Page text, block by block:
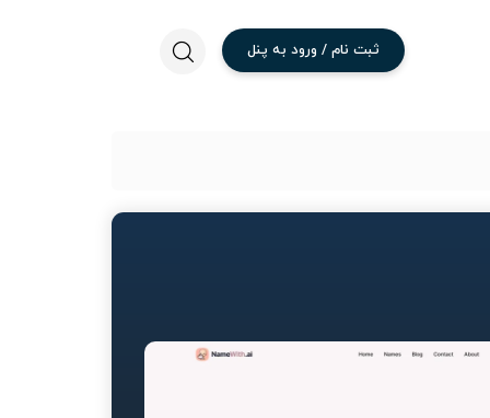
ثبت نام / ورود به پنل